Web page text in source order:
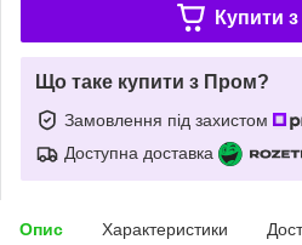
Купити з
Що таке купити з Пром?
Замовлення під захистом
Доступна доставка
Опис Характеристики